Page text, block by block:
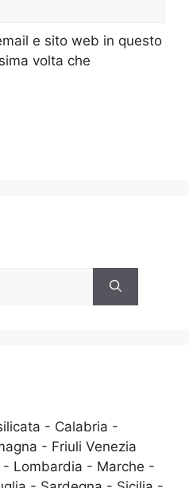
e sito web in questo
volta che
- Calabria -
- Friuli Venezia
Lombardia - Marche -